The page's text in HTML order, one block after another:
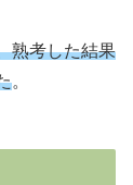
熟考した結果
。